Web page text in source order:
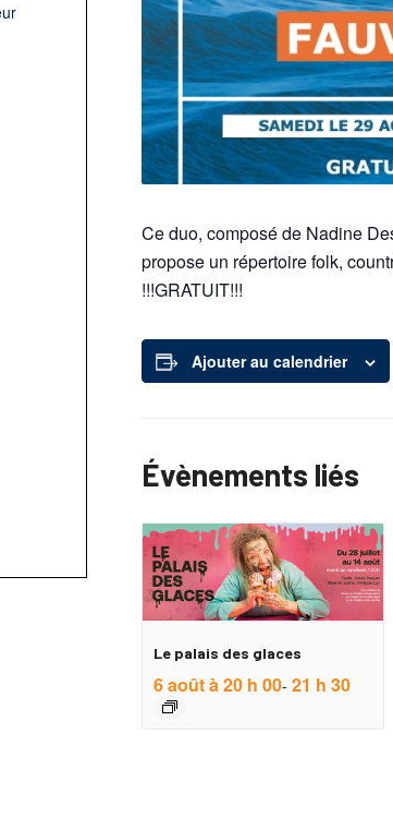
Ce duo, composé de Nadine
propose un répertoire folk,
!!!GRATUIT!!!
Ajouter au calendrier
Évènements liés
Le palais des glaces
6 août à 20 h 00- 21 h 30